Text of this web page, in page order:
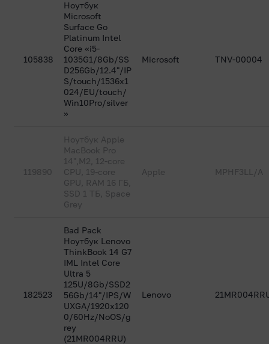
105838
Ноутбук
Microsoft
Surface Go
Platinum Intel
Core «i5-
1035G1/8Gb/SS
D256Gb/12.4"/IP
S/touch/1536x1
024/EU/touch/
Win10Pro/silver
»
Microsoft TNV-00004
119890
Ноутбук Apple
MacBook Pro
14",M2, 12-core
CPU, 19-core
GPU, RAM 16 ГБ,
SSD 1 ТБ, Space
Grey
Apple MPHF3LL/A
182523
Bad Pack
Ноутбук Lenovo
ThinkBook 14 G7
IML Intel Core
Ultra 5
125U/8Gb/SSD2
56Gb/14"/IPS/W
UXGA/1920x120
0/60Hz/NoOS/g
rey
(21MR004RRU)
Lenovo